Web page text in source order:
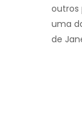
outros
uma
de